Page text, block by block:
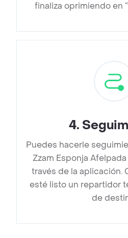
finaliza oprimiendo en
4.
Puedes hacerle
Zzam Esponja
través de la aplicación.
esté listo un repartidor
de